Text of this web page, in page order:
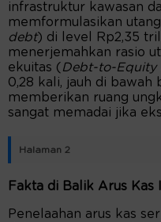
infrastruktur kawasan
memformulasikan
debt) di level Rp2,35
menerjemahkan rasio
ekuitas ( Debt-to-Equity
0,28 kali, jauh di bawah
memberikan ruang
sangat memadai jika
Halaman 2
Fakta di Balik Arus Kas
Penelaahan arus kas